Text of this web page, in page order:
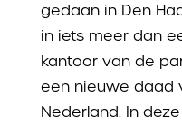
gedaan in Den
in iets meer dan
kantoor van de
een nieuwe daad
Nederland. In